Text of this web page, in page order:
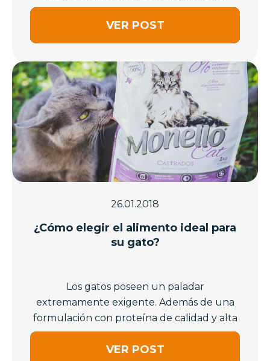
VER POST
26.01.2018
¿Cómo elegir el alimento ideal para
su gato?
Los gatos poseen un paladar
extremamente exigente. Además de una
formulación con proteína de calidad y alta
palatabil...
VER POST